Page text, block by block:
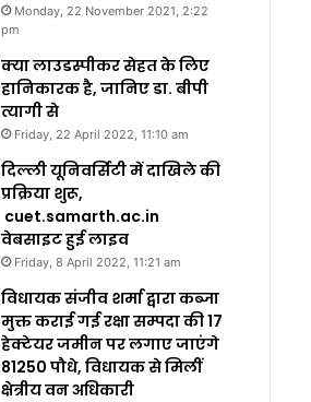
Monday, 22 November 2021, 2:22
pm
क्या लाउडस्पीकर सेहत के लिए
हानिकारक है, जानिए डा. बीपी
त्यागी से
Friday, 22 April 2022, 11:10 am
दिल्ली यूनिवर्सिटी में दाखिले की
प्रक्रिया शुरू,
cuet.samarth.ac.in
वेबसाइट हुई लाइव
Friday, 8 April 2022, 11:21 am
विधायक संजीव शर्मा द्वारा कब्जा
मुक्त कराई गई रक्षा सम्पदा की 17
हेक्टेयर जमीन पर लगाए जाएंगे
81250 पौधे, विधायक से मिलीं
क्षेत्रीय वन अधिकारी